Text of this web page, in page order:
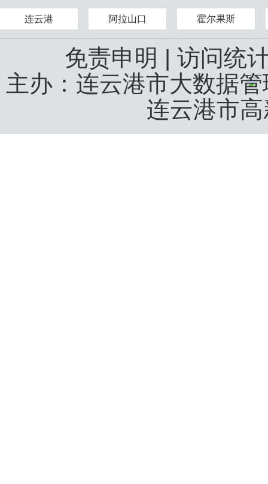
连云港 阿拉山口 霍尔果斯
免责申明 | 访问统
主办：连云港市大数据
连云港市